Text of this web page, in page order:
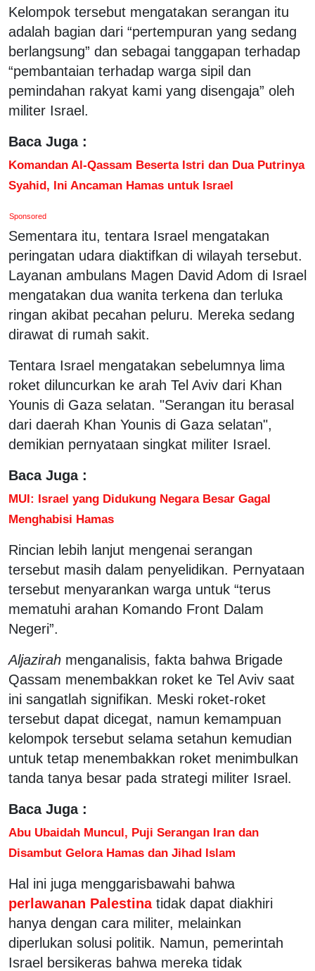
Kelompok tersebut mengatakan serangan itu
adalah bagian dari “pertempuran yang sedang
berlangsung” dan sebagai tanggapan terhadap
“pembantaian terhadap warga sipil dan
pemindahan rakyat kami yang disengaja” oleh
militer Israel.
Baca Juga :
Komandan Al-Qassam Beserta Istri dan Dua Putrinya
Syahid, Ini Ancaman Hamas untuk Israel
Sponsored
Sementara itu, tentara Israel mengatakan
peringatan udara diaktifkan di wilayah tersebut.
Layanan ambulans Magen David Adom di Israel
mengatakan dua wanita terkena dan terluka
ringan akibat pecahan peluru. Mereka sedang
dirawat di rumah sakit.
Tentara Israel mengatakan sebelumnya lima
roket diluncurkan ke arah Tel Aviv dari Khan
Younis di Gaza selatan. "Serangan itu berasal
dari daerah Khan Younis di Gaza selatan",
demikian pernyataan singkat militer Israel.
Baca Juga :
MUI: Israel yang Didukung Negara Besar Gagal
Menghabisi Hamas
Rincian lebih lanjut mengenai serangan
tersebut masih dalam penyelidikan. Pernyataan
tersebut menyarankan warga untuk “terus
mematuhi arahan Komando Front Dalam
Negeri”.
Aljazirah menganalisis, fakta bahwa Brigade
Qassam menembakkan roket ke Tel Aviv saat
ini sangatlah signifikan. Meski roket-roket
tersebut dapat dicegat, namun kemampuan
kelompok tersebut selama setahun kemudian
untuk tetap menembakkan roket menimbulkan
tanda tanya besar pada strategi militer Israel.
Baca Juga :
Abu Ubaidah Muncul, Puji Serangan Iran dan
Disambut Gelora Hamas dan Jihad Islam
Hal ini juga menggarisbawahi bahwa
perlawanan Palestina tidak dapat diakhiri
hanya dengan cara militer, melainkan
diperlukan solusi politik. Namun, pemerintah
Israel bersikeras bahwa mereka tidak